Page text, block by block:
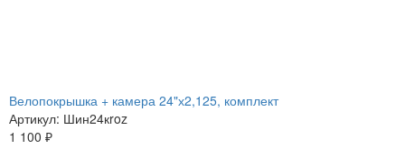
Велопокрышка + камера 24"х2,125, комплект
Артикул: Шин24кroz
1 100 ₽